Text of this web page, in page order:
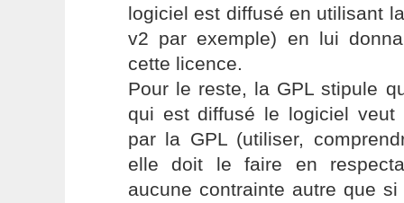
logiciel est diffusé en utilisant
v2 par exemple) en lui
cette licence.
Pour le reste, la GPL stipule
qui est diffusé le logiciel veut
par la GPL (utiliser,
elle doit le faire en
aucune contrainte autre que